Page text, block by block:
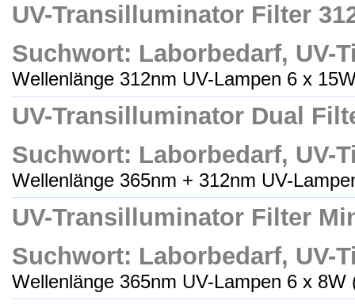
UV-Transilluminator Filter
Suchwort: Laborbedarf, UV-
Wellenlänge 312nm UV-Lampen 6 x
UV-Transilluminator Dual
Suchwort: Laborbedarf, UV-
Wellenlänge 365nm + 312nm UV-
UV-Transilluminator Filter
Suchwort: Laborbedarf, UV-
Wellenlänge 365nm UV-Lampen 6 x 8W